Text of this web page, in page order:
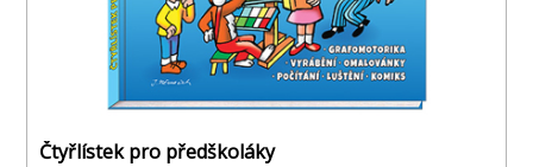
Čtyřlístek pro předškoláky